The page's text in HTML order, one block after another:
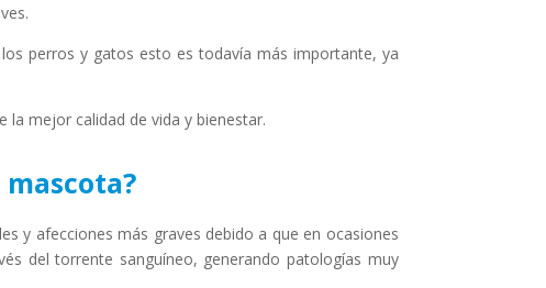
perros y gatos esto es todavía más importante, ya
la mejor calidad de vida y bienestar.
y afecciones más graves debido a que en ocasiones
del torrente sanguíneo, generando patologías muy